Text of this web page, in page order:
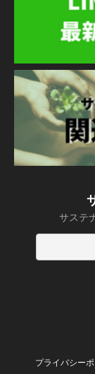
サステ
プライバシー